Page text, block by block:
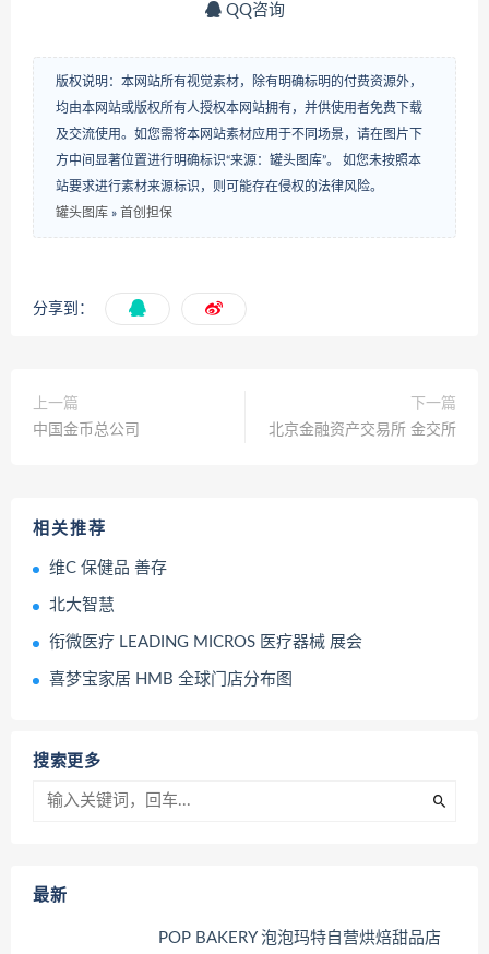
QQ咨询
版权说明：本网站所有视觉素材，除有明确标明的付费资源外，
均由本网站或版权所有人授权本网站拥有，并供使用者免费下载
及交流使用。如您需将本网站素材应用于不同场景，请在图片下
方中间显著位置进行明确标识“来源：罐头图库”。 如您未按照本
站要求进行素材来源标识，则可能存在侵权的法律风险。
罐头图库 » 首创担保
分享到：
上一篇
中国金币总公司
下一篇
北京金融资产交易所 金交所
相关推荐
维C 保健品 善存
北大智慧
衔微医疗 LEADING MICROS 医疗器械 展会
喜梦宝家居 HMB 全球门店分布图
搜索更多
最新
POP BAKERY 泡泡玛特自营烘焙甜品店